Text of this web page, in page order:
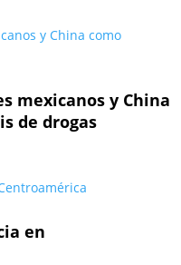
mexicanos y China
de drogas
en